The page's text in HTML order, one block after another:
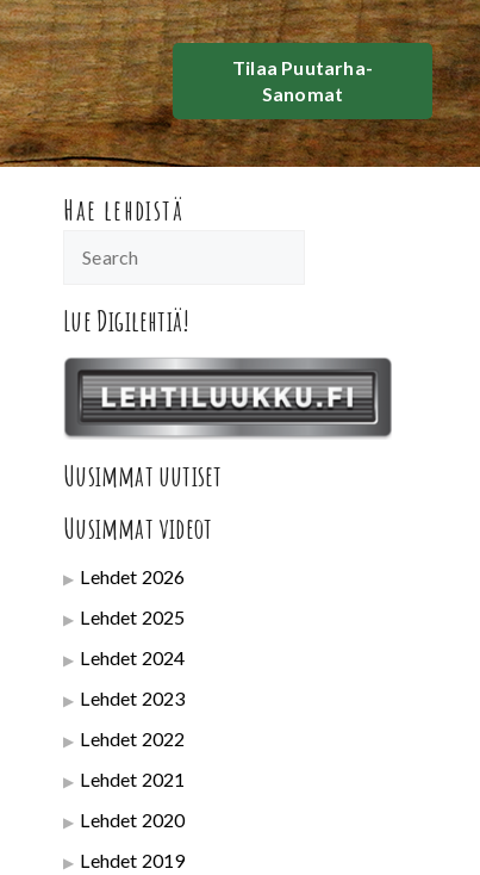
Tilaa Puutarha-
Sanomat
Hae lehdistä
Lue Digilehtiä!
Uusimmat uutiset
Uusimmat videot
Lehdet 2026
Lehdet 2025
Lehdet 2024
Lehdet 2023
Lehdet 2022
Lehdet 2021
Lehdet 2020
Lehdet 2019